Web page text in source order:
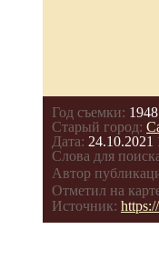
Год съемки: 1948
Старый город:
Дата: 24.10.2021
Слова для
Автор
Отметил на
Источник: